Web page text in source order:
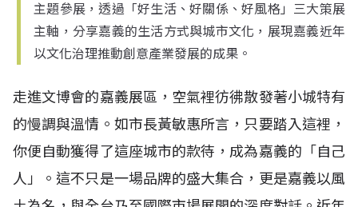
主題參展，透過「好生活、好關係、好風格」三大策展
主軸，分享嘉義的生活方式與城市文化，展現嘉義近年
以文化治理推動創意產業發展的成果。
走進文博會的嘉義展區，空氣裡彷彿散發著小城特有
的慢調與溫情。如市長黃敏惠所言，只要踏入這裡，
你便自動獲得了這座城市的款待，成為嘉義的「自己
人」。這不只是一場品牌的盛大集合，更是嘉義以風